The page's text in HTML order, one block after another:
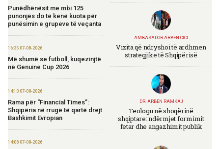
Punëdhënësit me mbi 125
punonjës do të kenë kuota për
punësimin e grupeve të veçanta
16:35 07-08-2026
Më shumë se futboll, kuqezinjtë
në Genuine Cup 2026
14:10 07-08-2026
Rama për “Financial Times”:
Shqipëria në rrugë të qartë drejt
Bashkimit Evropian
14:08 07-08-2026
AMBASADOR ARBEN CICI
Vizita që ndryshoi të ardhmen
strategjike të Shqipërisë
DR. ARBEN RAMKAJ
Teologu në shoqërinë
shqiptare: ndërmjet formimit
fetar dhe angazhimit publik